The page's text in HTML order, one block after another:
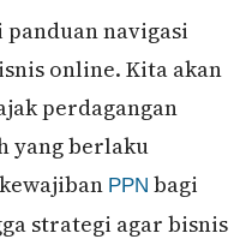
navigasi
online. Kita akan
perdagangan
yang berlaku
PPN bagi
strategi agar bisnis